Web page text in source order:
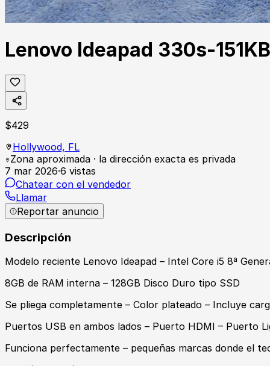
Lenovo Ideapad 330s-
$429
Hollywood, FL
Zona aproximada · la dirección exacta es privada
7 mar 2026·6 vistas
Chatear con el vendedor
Llamar
Reportar anuncio
Descripción
Modelo reciente Lenovo Ideapad – Intel Core i5 8ª
8GB de RAM interna – 128GB Disco Duro tipo SSD
Se pliega completamente – Color plateado – Incluye
Puertos USB en ambos lados – Puerto HDMI – Puerto
Funciona perfectamente – pequeñas marcas donde el